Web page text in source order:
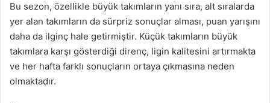
Bu sezon, özellikle büyük takımların yanı sıra, alt sıralarda
yer alan takımların da sürpriz sonuçlar alması, puan yarışını
daha da ilginç hale getirmiştir. Küçük takımların büyük
takımlara karşı gösterdiği direnç, ligin kalitesini artırmakta
ve her hafta farklı sonuçların ortaya çıkmasına neden
olmaktadır.